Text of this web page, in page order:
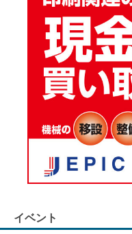
イベント